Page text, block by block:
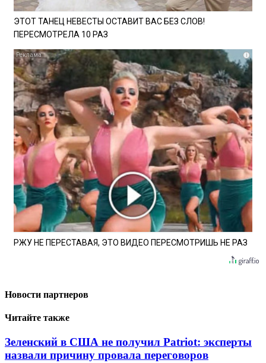
ЭТОТ ТАНЕЦ НЕВЕСТЫ ОСТАВИТ ВАС БЕЗ СЛОВ!
ПЕРЕСМОТРЕЛА 10 РАЗ
i
РЖУ НЕ ПЕРЕСТАВАЯ, ЭТО ВИДЕО ПЕРЕСМОТРИШЬ НЕ РАЗ
Новости партнеров
Читайте также
Зеленский в США не получил Patriot: эксперты
назвали причину провала переговоров